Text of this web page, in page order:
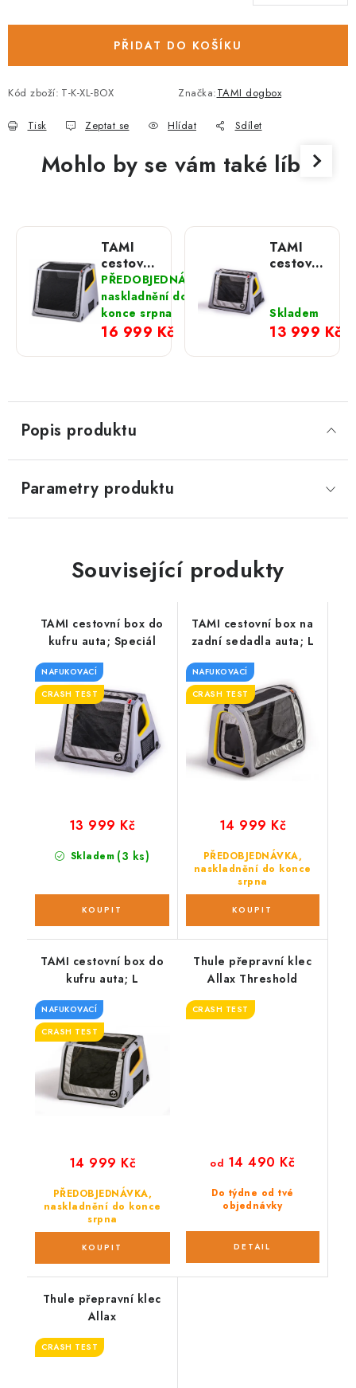
PŘIDAT DO KOŠÍKU
Kód zboží: T-K-XL-BOX Značka:TAMI dogbox
Tisk Zeptat se Hlídat Sdílet
Mohlo by se vám také líbit
TAMI
cestovní
box do
kufru
auta;
XXL
PŘEDOBJEDNÁVKA,
naskladnění do
konce srpna
16 999 Kč
TAMI
cestovní
auta;
Speciál
Skladem
13 999 Kč
Popis produktu
Parametry produktu
Související produkty
TAMI cestovní box do
kufru auta; Speciál
NAFUKOVACÍ
CRASH TEST
Skladem (3 ks)
13 999 Kč
TAMI cestovní box na
zadní sedadla auta; L
NAFUKOVACÍ
CRASH TEST
PŘEDOBJEDNÁVKA,
naskladnění do konce
srpna
14 999 Kč
TAMI cestovní box do
kufru auta; L
NAFUKOVACÍ
CRASH TEST
PŘEDOBJEDNÁVKA,
naskladnění do konce
srpna
14 999 Kč
Thule přepravní klec
Allax Threshold
CRASH TEST
Do týdne od tvé
objednávky
od 14 490 Kč
Thule přepravní klec
Allax
CRASH TEST